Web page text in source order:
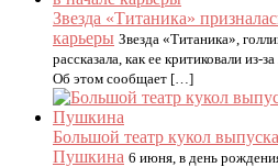
Звезда «Титаника»
карьеры Звезда «Титаника»,
рассказала, как ее критиковали из-
Об этом сообщает […]
Большой театр кукол
Пушкина 6 июня, в день